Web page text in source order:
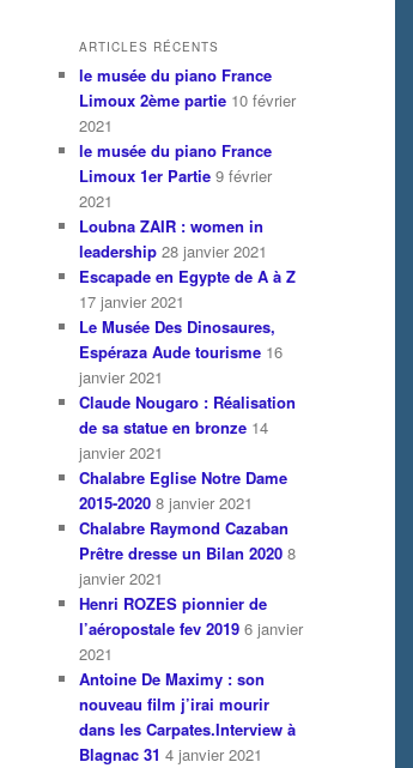
ARTICLES RÉCENTS
le musée du piano France
Limoux 2ème partie 10 février
2021
le musée du piano France
Limoux 1er Partie 9 février
2021
Loubna ZAIR : women in
leadership 28 janvier 2021
Escapade en Egypte de A à Z
17 janvier 2021
Le Musée Des Dinosaures,
Espéraza Aude tourisme 16
janvier 2021
Claude Nougaro : Réalisation
de sa statue en bronze 14
janvier 2021
Chalabre Eglise Notre Dame
2015-2020 8 janvier 2021
Chalabre Raymond Cazaban
Prêtre dresse un Bilan 2020 8
janvier 2021
Henri ROZES pionnier de
l’aéropostale fev 2019 6 janvier
2021
Antoine De Maximy : son
nouveau film j’irai mourir
dans les Carpates.Interview à
Blagnac 31 4 janvier 2021